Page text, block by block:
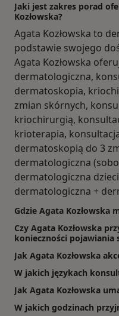
Jaki jest zakres porad
Kozłowska?
Agata Kozłowska to
podstawie swojego
Agata Kozłowska
dermatologiczna,
dermatoskopia,
zmian skórnych,
kriochirurgią,
krioterapia,
dermatoskopią do 3
dermatologiczna
dermatologiczna
dermatologiczna +
Gdzie Agata Kozłowska
Czy Agata Kozłowska
konieczności pojawiania
Jak Agata Kozłowska
W jakich językach
Jak Agata Kozłowska
W jakich godzinach